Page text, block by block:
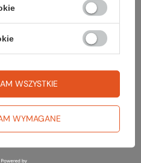
Masz pytania?
PYTANIE
WYMAGANE
WSZYSTKIE